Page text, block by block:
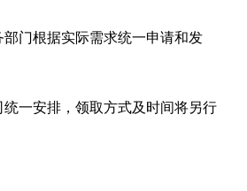
部门根据实际需求统一申请和发
统一安排，领取方式及时间将另行